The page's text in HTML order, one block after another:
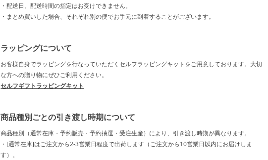
・配送日、配送時間の指定はお受けできません。
・まとめ買いした場合、それぞれ別の便でお手元に到着することがございます。
ラッピングについて
お客様自身でラッピングを行なっていただくセルフラッピングキットをご用意しております。大切
な方への贈り物にぜひご利用ください。
セルフギフトラッピングキット
商品種別ごとの引き渡し時期について
商品種別（通常在庫・予約販売・予約抽選・受注生産）により、引き渡し時期が異なります。
・[通常在庫]はご注文から2-3営業日程度で出荷します（ご注文から10営業日以内にお届けしま
す）。